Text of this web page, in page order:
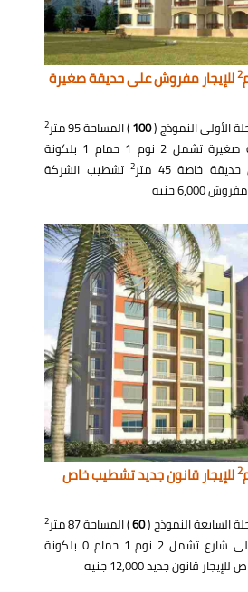
2للإيجار مفروش على حديقة صغيرة
الأولى النموذج (100) المساحة 95 متر 2
غربي تطل على حديقة صغيرة تشمل 2 نوم 1 حمام 1 بلكونة
خاصة 45 متر
2 تشطيب الشركة
جنيه
2للإيجار قانون جديد تشطيب خاص
السابعة النموذج (60) المساحة 87 متر 2
قبلي و شرقي تطل على شارع تشمل 2 نوم 1 حمام 0 بلكونة
قانون جديد 12,000 جنيه